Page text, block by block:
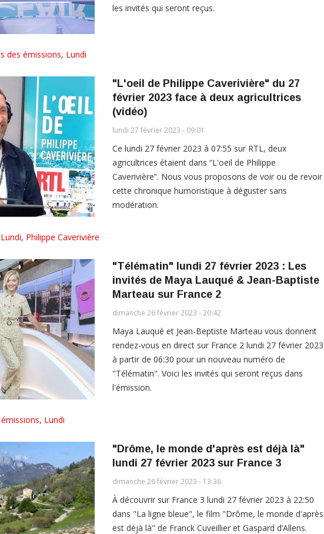
les invités qui seront reçus.
des émissions, Lundi
"L'oeil de Philippe Caverivière" du 27
février 2023 face à deux agricultrices
(vidéo)
lundi 27 février 2023 - 09:01
Ce lundi 27 février 2023 à 07:55 sur RTL, deux
agricultrices étaient dans “L'oeil de Philippe
Caverivière”. Nous vous proposons de voir ou de revoir
cette chronique humoristique à déguster sans
modération.
Lundi, Philippe Caverivière
"Télématin" lundi 27 février 2023 : Les
invités de Maya Lauqué & Jean-Baptiste
Marteau sur France 2
dimanche 26 février 2023 - 20:42
Maya Lauqué et Jean-Beptiste Marteau vous donnent
rendez-vous en direct sur France 2 lundi 27 février 2023
à partir de 06:30 pour un nouveau numéro de
"Télématin". Voici les invités qui seront reçus dans
l'émission.
, Lundi
"Drôme, le monde d'après est déjà là"
lundi 27 février 2023 sur France 3
dimanche 26 février 2023 - 13:36
À découvrir sur France 3 lundi 27 février 2023 à 22:50
dans "La ligne bleue", le film "Drôme, le monde d'après
est déjà là" de Franck Cuveillier et Gaspard d’Allens.